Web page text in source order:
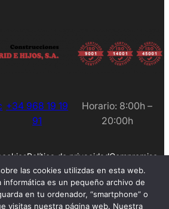
+34 968 19 19
91
Horario: 8:00h –
20:00h
Política de privacidadCompromiso
Empleos
las cookies utilizdas en esta web.
informática es un pequeño archivo de
en tu ordenador, “smartphone” o
visitas nuestra página web. Nuestra